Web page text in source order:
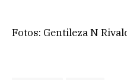
Fotos: Gentileza N